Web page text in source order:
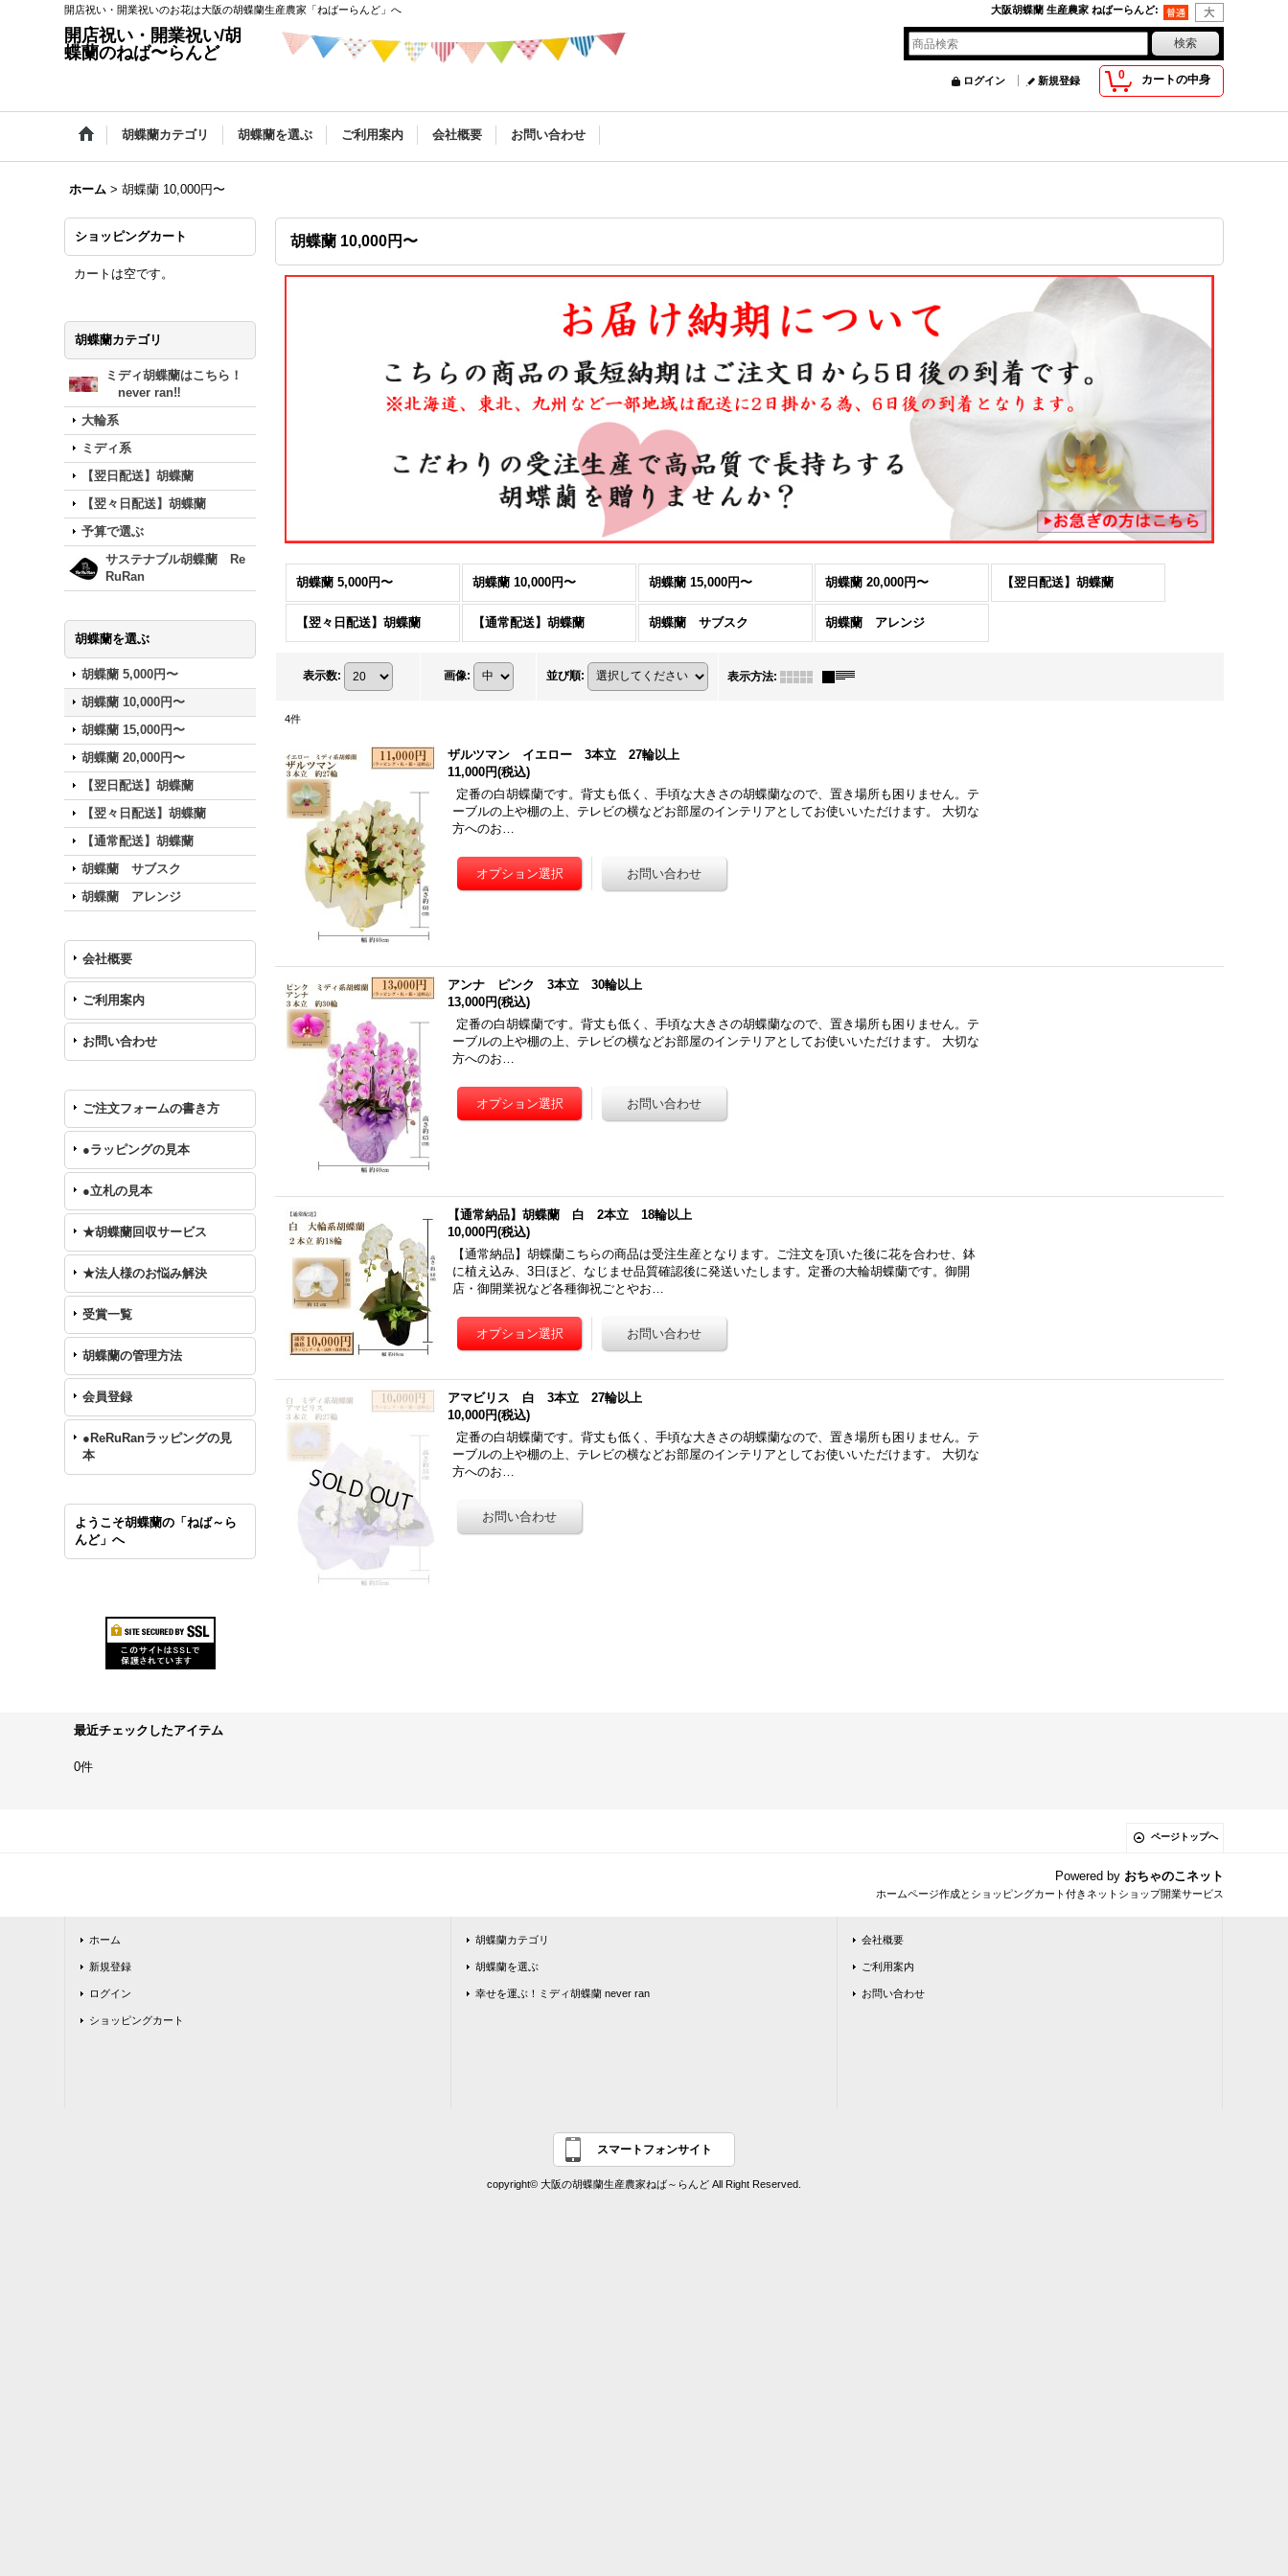
開店祝い・開業祝いのお花は大阪の胡蝶蘭生産農家「ねばーらんど」へ 大阪胡蝶蘭 生産農家 ねばーらんど:
開店祝い・開業祝い/胡
蝶蘭のねば〜らんど
0 カートの中身
ログイン 新規登録
胡蝶蘭カテゴリ 胡蝶蘭を選ぶ ご利用案内 会社概要 お問い合わせ
ホーム > 胡蝶蘭 10,000円〜
ショッピングカート
カートは空です。
胡蝶蘭カテゴリ
ミディ胡蝶蘭はこちら！
never ran‼
大輪系
ミディ系
【翌日配送】胡蝶蘭
【翌々日配送】胡蝶蘭
予算で選ぶ
サステナブル胡蝶蘭 Re
RuRan
胡蝶蘭を選ぶ
胡蝶蘭 5,000円〜
胡蝶蘭 10,000円〜
胡蝶蘭 15,000円〜
胡蝶蘭 20,000円〜
【翌日配送】胡蝶蘭
【翌々日配送】胡蝶蘭
【通常配送】胡蝶蘭
胡蝶蘭 サブスク
胡蝶蘭 アレンジ
会社概要
ご利用案内
お問い合わせ
ご注文フォームの書き方
●ラッピングの見本
●立札の見本
★胡蝶蘭回収サービス
★法人様のお悩み解決
受賞一覧
胡蝶蘭の管理方法
会員登録
●ReRuRanラッピングの見
本
ようこそ胡蝶蘭の「ねば～ら
んど」へ
胡蝶蘭 10,000円〜
胡蝶蘭 5,000円〜 胡蝶蘭 10,000円〜 胡蝶蘭 15,000円〜 胡蝶蘭 20,000円〜 【翌日配送】胡蝶蘭
【翌々日配送】胡蝶蘭 【通常配送】胡蝶蘭 胡蝶蘭 サブスク 胡蝶蘭 アレンジ
表示数: 画像: 並び順: 表示方法:
4件
ザルツマン イエロー 3本立 27輪以上
11,000円(税込)
定番の白胡蝶蘭です。背丈も低く、手頃な大きさの胡蝶蘭なので、置き場所も困りません。テ
ーブルの上や棚の上、テレビの横などお部屋のインテリアとしてお使いいただけます。 大切な
方へのお…
アンナ ピンク 3本立 30輪以上
13,000円(税込)
定番の白胡蝶蘭です。背丈も低く、手頃な大きさの胡蝶蘭なので、置き場所も困りません。テ
ーブルの上や棚の上、テレビの横などお部屋のインテリアとしてお使いいただけます。 大切な
方へのお…
【通常納品】胡蝶蘭 白 2本立 18輪以上
10,000円(税込)
【通常納品】胡蝶蘭こちらの商品は受注生産となります。ご注文を頂いた後に花を合わせ、鉢
に植え込み、3日ほど、なじませ品質確認後に発送いたします。定番の大輪胡蝶蘭です。御開
店・御開業祝など各種御祝ごとやお…
アマビリス 白 3本立 27輪以上
10,000円(税込)
定番の白胡蝶蘭です。背丈も低く、手頃な大きさの胡蝶蘭なので、置き場所も困りません。テ
ーブルの上や棚の上、テレビの横などお部屋のインテリアとしてお使いいただけます。 大切な
方へのお…
最近チェックしたアイテム
0件
ページトップへ
Powered by おちゃのこネット
ホームページ作成とショッピングカート付きネットショップ開業サービス
ホーム
新規登録
ログイン
ショッピングカート
胡蝶蘭カテゴリ
胡蝶蘭を選ぶ
幸せを運ぶ！ミディ胡蝶蘭 never ran
会社概要
ご利用案内
お問い合わせ
スマートフォンサイト
copyright© 大阪の胡蝶蘭生産農家ねば～らんど All Right Reserved.